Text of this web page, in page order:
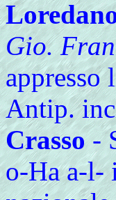
Gio.
Antip.
Crasso-
o-Ha a-l-